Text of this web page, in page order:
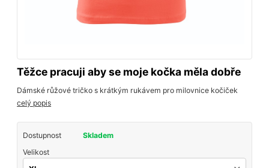
Těžce pracuji aby se moje kočka měla dobře
Dámské růžové tričko s krátkým rukávem pro milovnice kočiček
celý popis
Dostupnost
Skladem
Velikost